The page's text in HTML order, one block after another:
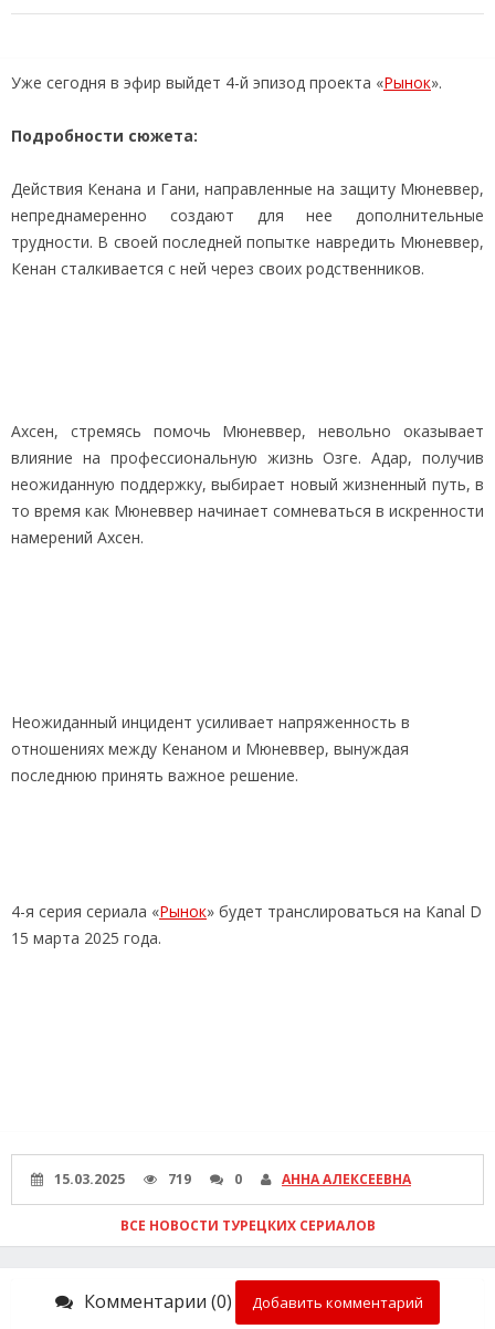
Уже сегодня в эфир выйдет 4-й эпизод проекта «Рынок».
Подробности сюжета:
Действия Кенана и Гани, направленные на защиту Мюневвер,
непреднамеренно создают для нее дополнительные
трудности. В своей последней попытке навредить Мюневвер,
Кенан сталкивается с ней через своих родственников.
Ахсен, стремясь помочь Мюневвер, невольно оказывает
влияние на профессиональную жизнь Озге. Адар, получив
неожиданную поддержку, выбирает новый жизненный путь, в
то время как Мюневвер начинает сомневаться в искренности
намерений Ахсен.
Неожиданный инцидент усиливает напряженность в
отношениях между Кенаном и Мюневвер, вынуждая
последнюю принять важное решение.
4-я серия сериала «Рынок» будет транслироваться на Kanal D
15 марта 2025 года.
15.03.2025 719 0 АННА АЛЕКСЕЕВНА
ВСЕ НОВОСТИ ТУРЕЦКИХ СЕРИАЛОВ
Комментарии (0) Добавить комментарий